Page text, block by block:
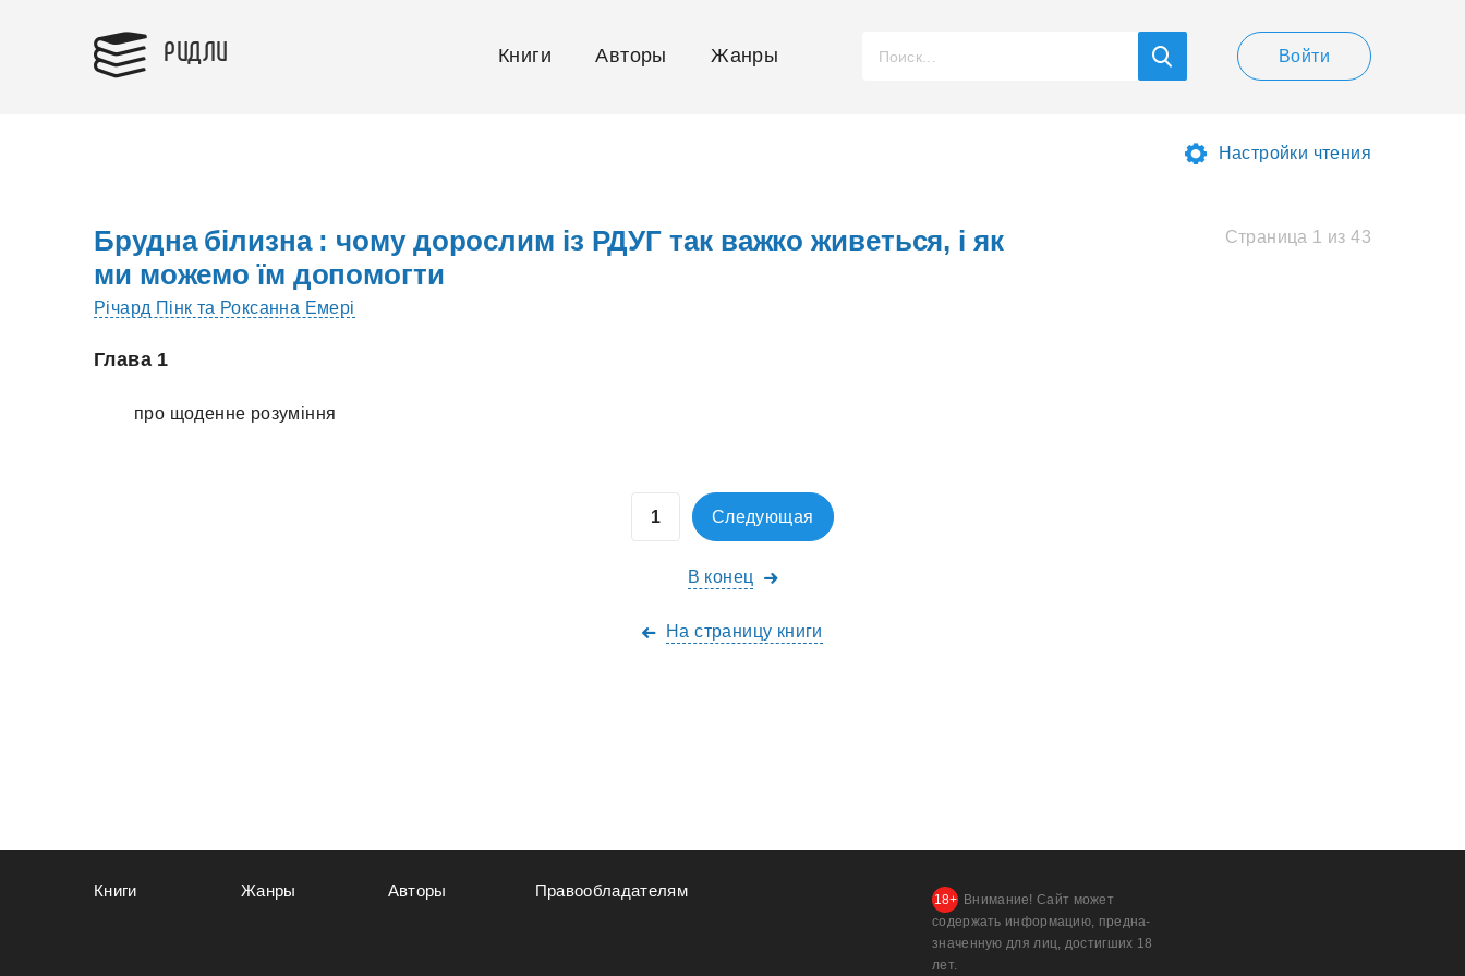
РИДЛИ Книги Авторы Жанры Войти
Настройки чтения
Страница 1 из 43
Брудна білизна : чому дорослим із РДУГ так важко живеться, і як
ми можемо їм допомогти
Річард Пінк та Роксанна Емері
Глава 1
про щоденне розуміння
Следующая
В конец
На страницу книги
Книги Жанры Авторы Правообладателям
Внимание! Сайт может
содержать информацию, предна­
значенную для лиц, дости­гших 18
лет.